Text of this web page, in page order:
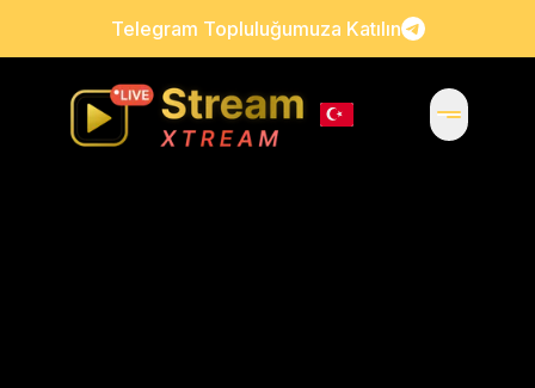
Telegram Topluluğumuza Katılın